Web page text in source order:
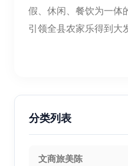
假、休闲、餐饮为一体
引领全县农家乐得到大
分类列表
文商旅美陈